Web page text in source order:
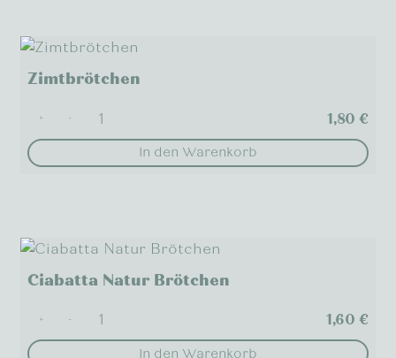
Zimtbrötchen
+ - 1,80€
In den Warenkorb
Ciabatta Natur Brötchen
+ - 1,60€
In den Warenkorb